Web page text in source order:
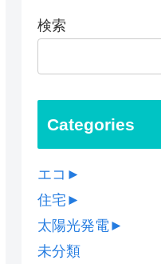
検索
Categories
エコ ►
住宅 ►
太陽光発電►
未分類